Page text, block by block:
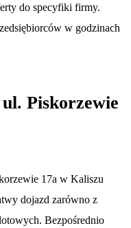
do specyfiki firmy.
w godzinach
Piskorzewie
17a w Kaliszu
dojazd zarówno z
Bezpośrednio